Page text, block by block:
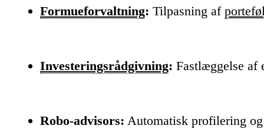
Formueforvaltning: Tilpasning af
Investeringsrådgivning: Fastlæggelse af
Robo-advisors: Automatisk profilering